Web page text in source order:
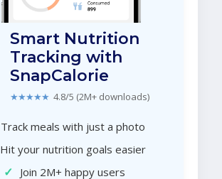
Smart Nutrition
Tracking with
SnapCalorie
★★★★★ 4.8/5 (2M+ downloads)
Track meals with just a photo
Hit your nutrition goals easier
✓ Join 2M+ happy users